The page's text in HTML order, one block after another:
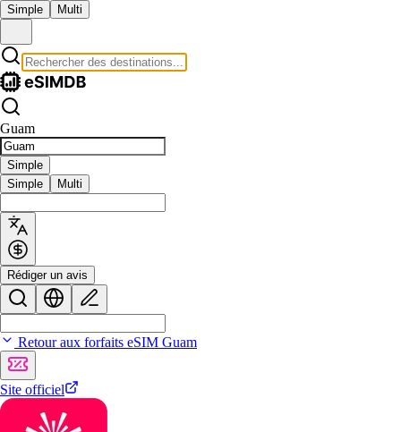
Simple Multi
Guam
Simple
Simple
Multi
Rédiger un avis
Retour aux forfaits eSIM Guam
Site officiel